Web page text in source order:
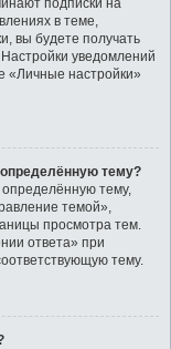
подписки на
в теме,
вы будете получать
уведомлений
«Личные настройки»
определённую тему?
определённую тему,
темой»,
просмотра тем.
ответа» при
тему.